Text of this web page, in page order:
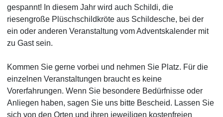
gespannt! In diesem Jahr wird auch Schildi, die
riesengroße Plüschschildkröte aus Schildesche, bei der
ein oder anderen Veranstaltung vom Adventskalender mit
zu Gast sein.
Kommen Sie gerne vorbei und nehmen Sie Platz. Für die
einzelnen Veranstaltungen braucht es keine
Vorerfahrungen. Wenn Sie besondere Bedürfnisse oder
Anliegen haben, sagen Sie uns bitte Bescheid. Lassen Sie
sich von den Orten und ihren jeweiligen kostenfreien